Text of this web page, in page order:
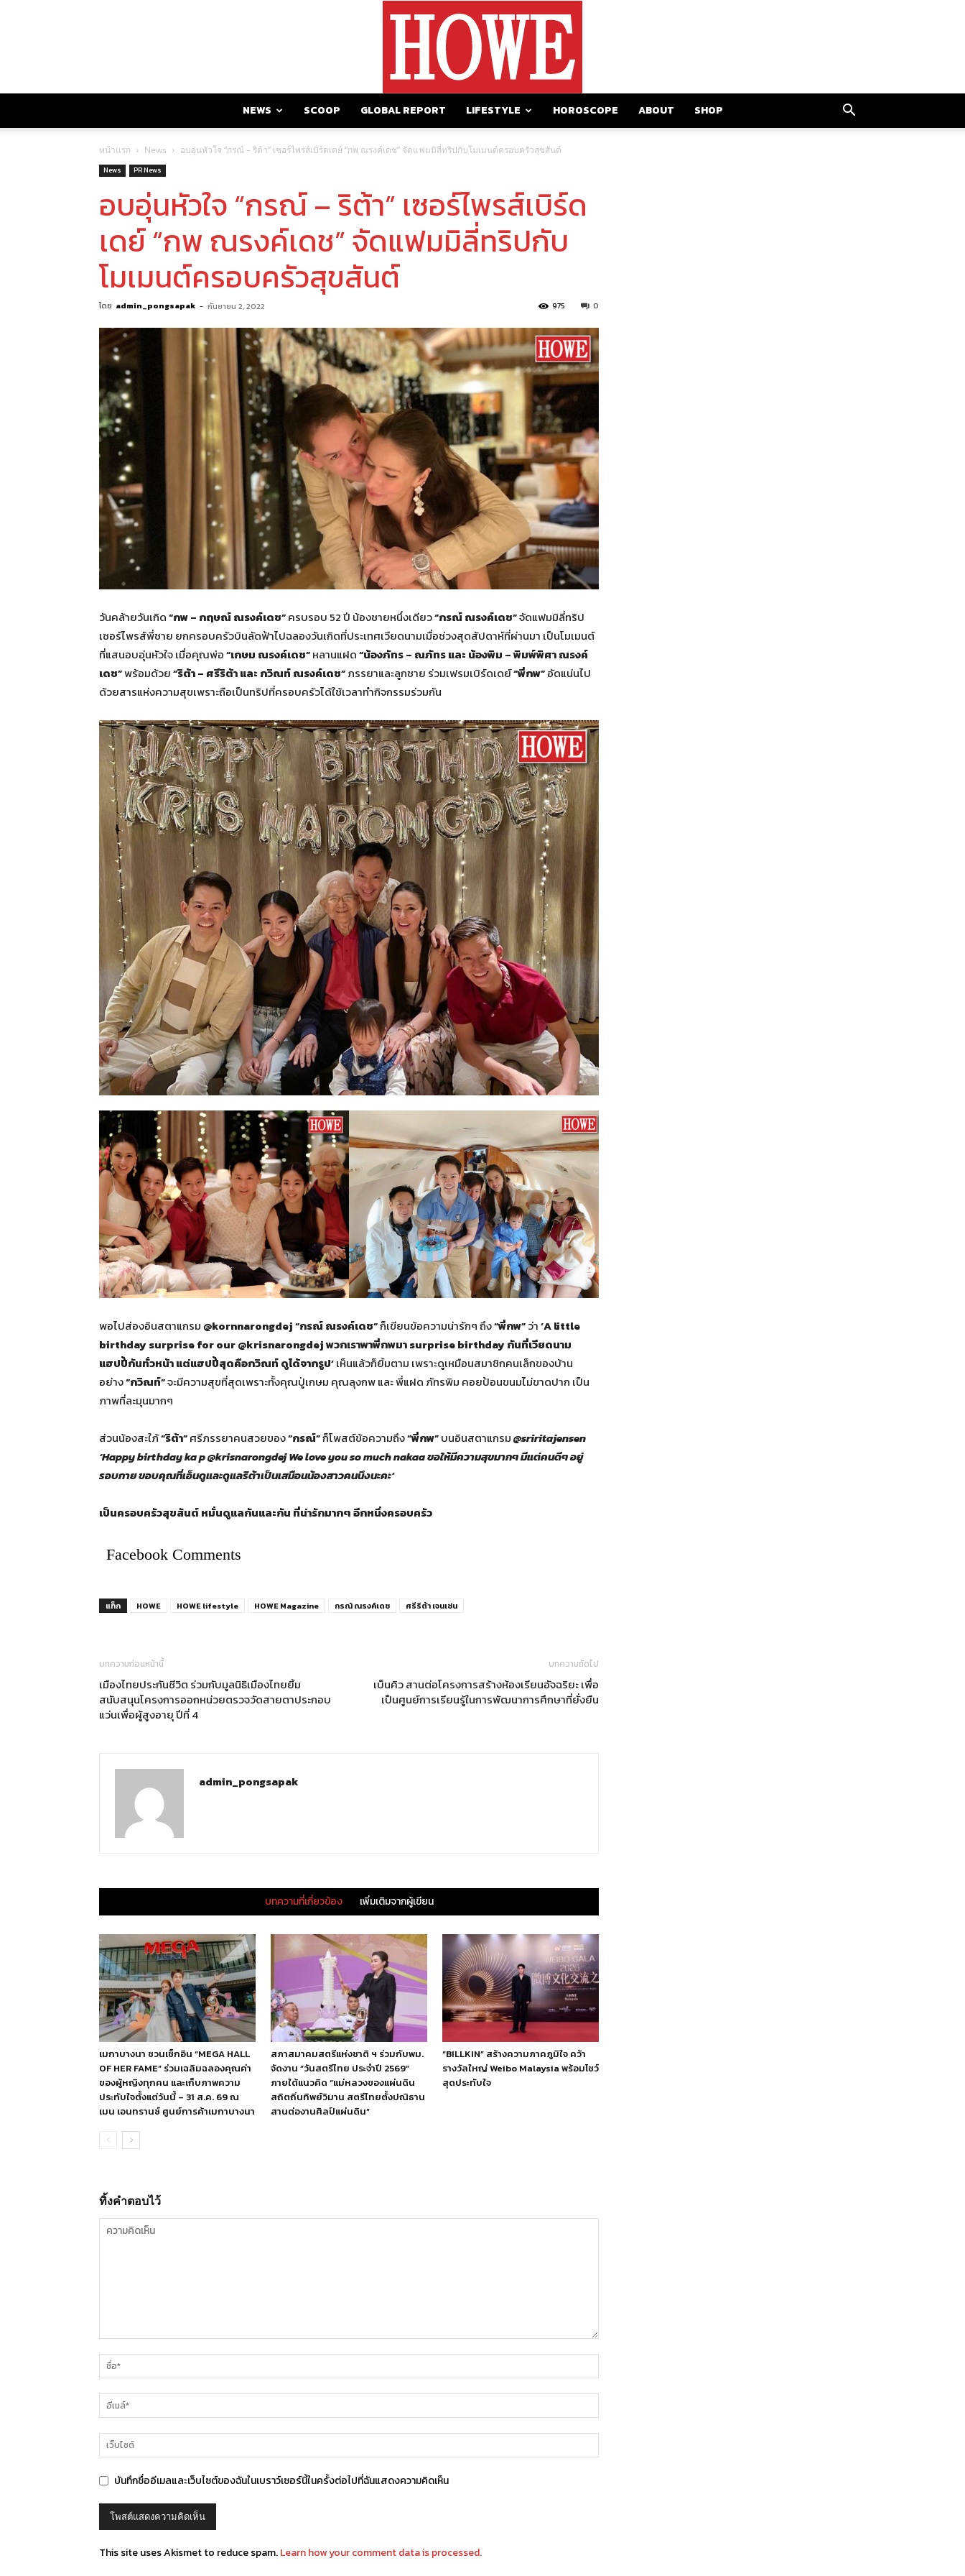
NEWS SCOOP GLOBAL REPORT LIFESTYLE HOROSCOPE ABOUT SHOP
หน้าแรก News อบอุ่นหัวใจ “กรณ์ – ริต้า” เซอร์ไพรส์เบิร์ดเดย์ “กพ ณรงค์เดช” จัดแฟมมิลี่ทริปกับโมเมนต์ครอบครัวสุขสันต์
News PR News
อบอุ่นหัวใจ “กรณ์ – ริต้า” เซอร์ไพรส์เบิร์ด
เดย์ “กพ ณรงค์เดช” จัดแฟมมิลี่ทริปกับ
โมเมนต์ครอบครัวสุขสันต์
โดย admin_pongsapak - กันยายน 2, 2022 0
975
วันคล้ายวันเกิด“กพ – กฤษณ์ ณรงค์เดช”ครบรอบ 52 ปี น้องชายหนึ่งเดียว“กรณ์ ณรงค์เดช”จัดแฟมมิลี่ทริป
เซอร์ไพรส์พี่ชาย ยกครอบครัวบินลัดฟ้าไปฉลองวันเกิดที่ประเทศเวียดนามเมื่อช่วงสุดสัปดาห์ที่ผ่านมา เป็นโมเมนต์
ที่แสนอบอุ่นหัวใจ เมื่อคุณพ่อ“เกษม ณรงค์เดช”หลานแฝด“น้องภัทร – ณภัทร และ น้องพิม – พิมพ์พิศา ณรงค์
เดช”พร้อมด้วย“ริต้า – ศรีริต้าและ กวิณท์ ณรงค์เดช”ภรรยาและลูกชาย ร่วมเฟรมเบิร์ดเดย์“พี่กพ”อัดแน่นไป
ด้วยสารแห่งความสุขเพราะถือเป็นทริปที่ครอบครัวได้ใช้เวลาทำกิจกรรมร่วมกัน
พอไปส่องอินสตาแกรม @kornnarongdej “กรณ์ ณรงค์เดช”ก็เขียนข้อความน่ารักๆ ถึง“พี่กพ”ว่า‘A little
birthday surprise for our @krisnarongdej พวกเราพาพี่กพมา surprise birthday กันที่เวียดนาม
แฮปปี้กันทั่วหน้า แต่แฮปปี้สุดคือกวิณท์ ดูได้จากรูป’เห็นแล้วก็ยิ้มตาม เพราะดูเหมือนสมาชิกคนเล็กของบ้าน
อย่าง“กวิณท์”จะมีความสุขที่สุดเพราะทั้งคุณปู่เกษม คุณลุงกพ และ พี่แฝด ภัทรพิม คอยป้อนขนมไม่ขาดปาก เป็น
ภาพที่ละมุนมากๆ
ส่วนน้องสะใภ้“ริต้า”ศรีภรรยาคนสวยของ“กรณ์”ก็โพสต์ข้อความถึง“พี่กพ”บนอินสตาแกรม@sriritajensen
‘Happy birthday ka p @krisnarongdej We love you so much nakaa ขอให้มีความสุขมากๆ มีแต่คนดีๆ อยู่
รอบกาย ขอบคุณที่เอ็นดูและดูแลริต้าเป็นเสมือนน้องสาวคนนึงนะคะ’
เป็นครอบครัวสุขสันต์ หมั่นดูแลกันและกัน ที่น่ารักมากๆ อีกหนึ่งครอบครัว
Facebook Comments
แท็ก HOWE HOWE lifestyle HOWE Magazine กรณ์ ณรงค์เดช ศรีริต้า เจนเซ่น
บทความก่อนหน้านี้
เมืองไทยประกันชีวิต ร่วมกับมูลนิธิเมืองไทยยิ้ม
สนับสนุนโครงการออกหน่วยตรวจวัดสายตาประกอบ
แว่นเพื่อผู้สูงอายุ ปีที่ 4
บทความถัดไป
เบ็นคิว สานต่อโครงการสร้างห้องเรียนอัจฉริยะ เพื่อ
เป็นศูนย์การเรียนรู้ในการพัฒนาการศึกษาที่ยั่งยืน
admin_pongsapak
บทความที่เกี่ยวข้อง เพิ่มเติมจากผู้เขียน
เมกาบางนา ชวนเช็กอิน “MEGA HALL
OF HER FAME” ร่วมเฉลิมฉลองคุณค่า
ของผู้หญิงทุกคน และเก็บภาพความ
ประทับใจตั้งแต่วันนี้ – 31 ส.ค. 69 ณ
เมน เอนทรานซ์ ศูนย์การค้าเมกาบางนา
สภาสมาคมสตรีแห่งชาติ ฯ ร่วมกับพม.
จัดงาน “วันสตรีไทย ประจำปี 2569”
ภายใต้แนวคิด “แม่หลวงของแผ่นดิน
สถิตถิ่นทิพย์วิมาน สตรีไทยตั้งปณิธาน
สานต่องานศิลป์แผ่นดิน”
“BILLKIN” สร้างความภาคภูมิใจ คว้า
รางวัลใหญ่ Weibo Malaysia พร้อมโชว์
สุดประทับใจ
ทิ้งคำตอบไว้
บันทึกชื่ออีเมลและเว็บไซต์ของฉันในเบราว์เซอร์นี้ในครั้งต่อไปที่ฉันแสดงความคิดเห็น
This site uses Akismet to reduce spam.Learn how your comment data is processed.